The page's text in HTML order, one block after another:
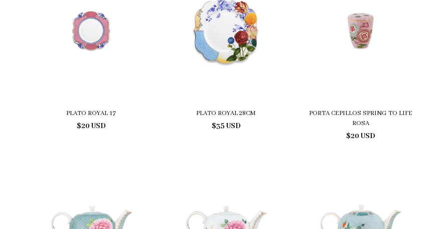
PLATO ROYAL 17
$20 USD
PLATO ROYAL 28CM
$35 USD
PORTA CEPILLOS SPRING TO LIFE
ROSA
$20 USD